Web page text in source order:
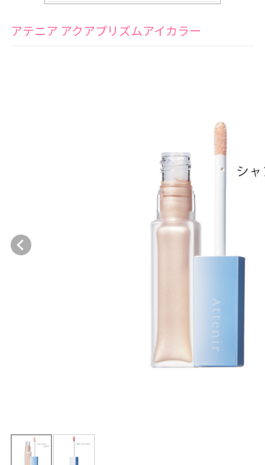
アテニア アクアプリズムアイカラー